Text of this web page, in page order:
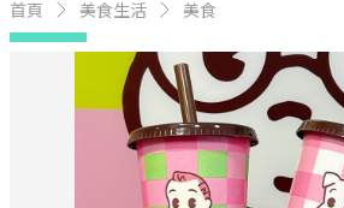
首頁 美食生活 美食